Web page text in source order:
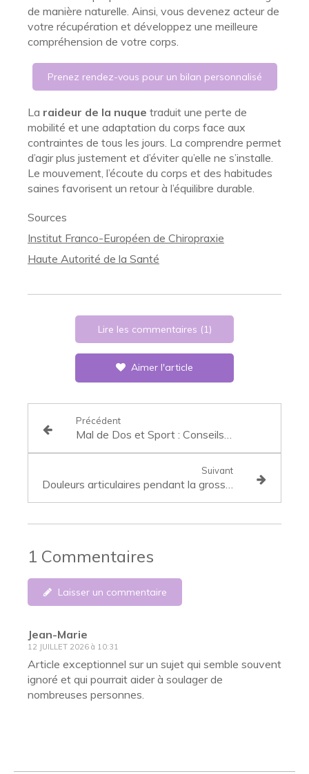
de manière naturelle. Ainsi, vous devenez acteur de
votre récupération et développez une meilleure
compréhension de votre corps.
Prenez rendez-vous pour un bilan personnalisé
La raideur de la nuque traduit une perte de
mobilité et une adaptation du corps face aux
contraintes de tous les jours. La comprendre permet
d’agir plus justement et d’éviter qu’elle ne s’installe.
Le mouvement, l’écoute du corps et des habitudes
saines favorisent un retour à l’équilibre durable.
Sources
Institut Franco-Européen de Chiropraxie
Haute Autorité de la Santé
Lire les commentaires (1)
Aimer l'article
Précédent
Suivant
1 Commentaires
Laisser un commentaire
Jean-Marie
12 JUILLET 2026 à 10:31
Article exceptionnel sur un sujet qui semble souvent
ignoré et qui pourrait aider à soulager de
nombreuses personnes.